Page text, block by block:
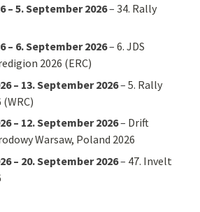
– 5. September 2026–34. Rally
– 6. September 2026–6. JDS
2026 (ERC)
– 13. September 2026–5. Rally
– 12. September 2026– Drift
Warsaw, Poland 2026
– 20. September 2026– 47. Invelt